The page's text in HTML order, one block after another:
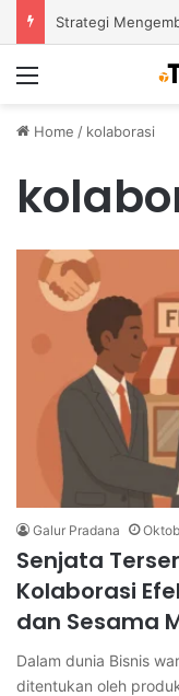
Home / kolaborasi
Galur Pradana
Senjata
Kolaborasi
dan Sesama
Dalam dunia Bisnis
ditentukan oleh